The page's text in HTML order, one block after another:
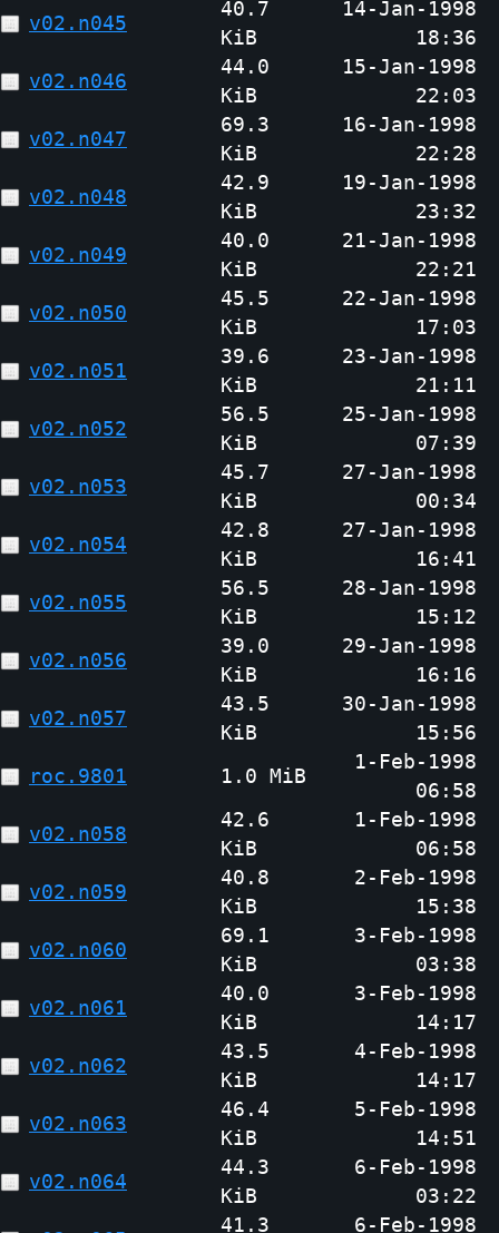
v02.n045
40.7
KiB
14-Jan-1998
18:36
v02.n046
44.0
KiB
15-Jan-1998
22:03
v02.n047
69.3
KiB
16-Jan-1998
22:28
v02.n048
42.9
KiB
19-Jan-1998
23:32
v02.n049
40.0
KiB
21-Jan-1998
22:21
v02.n050
45.5
KiB
22-Jan-1998
17:03
v02.n051
39.6
KiB
23-Jan-1998
21:11
v02.n052
56.5
KiB
25-Jan-1998
07:39
v02.n053
45.7
KiB
27-Jan-1998
00:34
v02.n054
42.8
KiB
27-Jan-1998
16:41
v02.n055
56.5
KiB
28-Jan-1998
15:12
v02.n056
39.0
KiB
29-Jan-1998
16:16
v02.n057
43.5
KiB
30-Jan-1998
15:56
roc.9801
1.0 MiB
1-Feb-1998
06:58
v02.n058
42.6
KiB
1-Feb-1998
06:58
v02.n059
40.8
KiB
2-Feb-1998
15:38
v02.n060
69.1
KiB
3-Feb-1998
03:38
v02.n061
40.0
KiB
3-Feb-1998
14:17
v02.n062
43.5
KiB
4-Feb-1998
14:17
v02.n063
46.4
KiB
5-Feb-1998
14:51
v02.n064
44.3
KiB
6-Feb-1998
03:22
41.3 6-Feb-1998